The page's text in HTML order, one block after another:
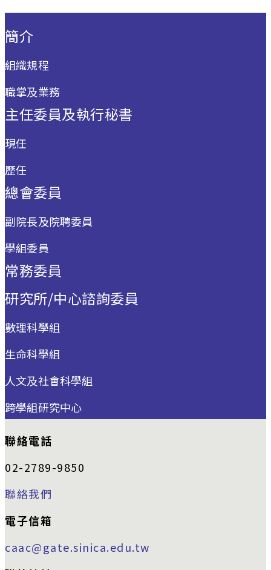
簡介
組織規程
職掌及業務
主任委員及執行秘書
現任
歷任
總會委員
副院長及院聘委員
學組委員
常務委員
研究所/中心諮詢委員
數理科學組
生命科學組
人文及社會科學組
跨學組研究中心
聯絡電話
02-2789-9850
聯絡我們
電子信箱
caac@gate.sinica.edu.tw